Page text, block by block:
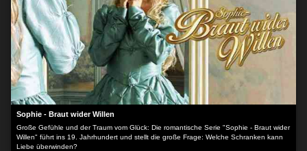
Sophie - Braut wider Willen
Große Gefühle und der Traum vom Glück: Die romantische Serie "Sophie - Braut wider
Willen" führt ins 19. Jahrhundert und stellt die große Frage: Welche Schranken kann
Liebe überwinden?